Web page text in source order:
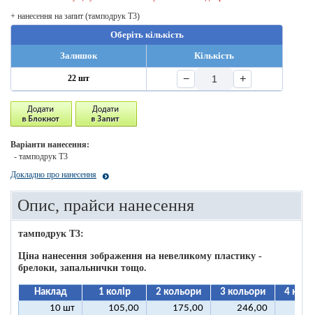
+ нанесення на запит (тамподрук T3)
Оберіть кількість
Залишок
Кількість
22 шт − +
Варіанти нанесення:
- тамподрук T3
Докладно про нанесення
Опис, прайси нанесення
тамподрук T3:
Ціна нанесення зображення на невеликому пластику -
брелоки, запальнички тощо.
Наклад 1 колір 2 кольори 3 кольори
4
10 шт
105,00 175,00 246,00